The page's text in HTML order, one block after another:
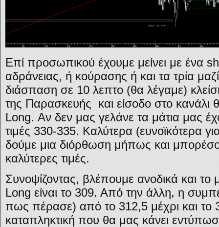
Επί προσωπικού έχουμε μείνει με ένα
αδράνειας, ή κούρασης ή και τα τρία
διάσπαση σε 10 λεπτο (θα λέγαμε)
της Παρασκευής και είσοδο στο κανάλι
Long. Αν δεν μας γελάνε τα μάτια μας
τιμές 330-335. Καλύτερα (ευνοϊκότερα
δούμε μια διόρθωση μήπως και
καλύτερες τιμές.
Συνοψίζοντας, βλέπουμε ανοδικά και το
Long είναι το 309. Από την άλλη, η
πως πέρασε) από το 312,5 μέχρι και το
καταπληκτική που θα μας κάνει